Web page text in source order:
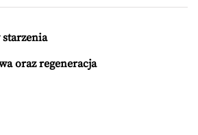
oraz regeneracja